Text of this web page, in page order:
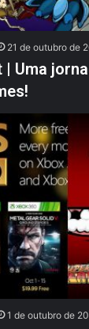
21 de outubro de
| Uma
1 de outubro de